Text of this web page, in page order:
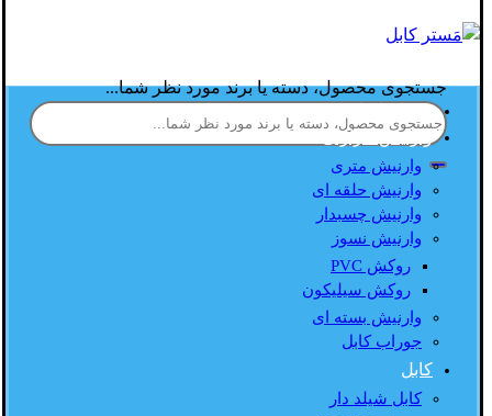
جستجوی محصول، دسته یا برند مورد نظر شما...
صفحه اصلی
وارنیش حرارتی
وارنیش متری
وارنیش حلقه ای
وارنیش چسبدار
وارنیش نسوز
روکش PVC
روکش سیلیکون
وارنیش بسته ای
جوراب کابل
کابل
کابل شیلد دار